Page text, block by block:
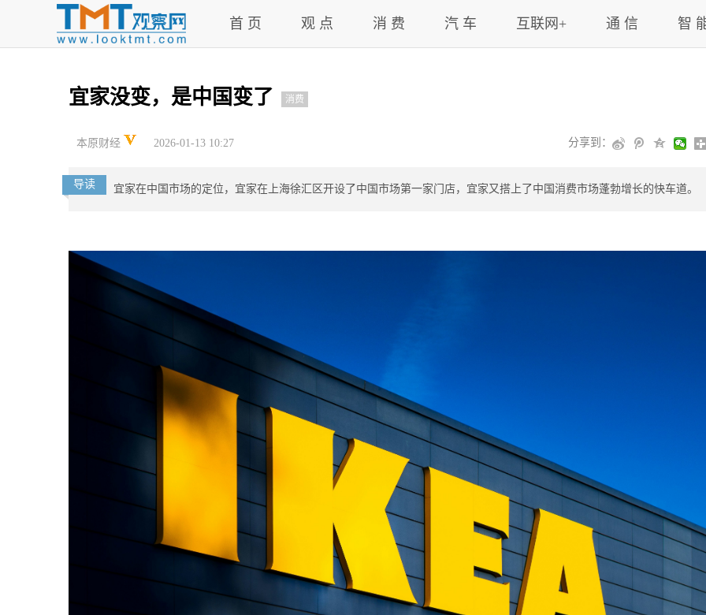
首 页 观 点 消 费 汽 车 互联网+ 通 信 智
宜家没变，是中国变了 消费
本原财经 2026-01-13 10:27 分享到：
导读 宜家在中国市场的定位，宜家在上海徐汇区开设了中国市场第一家门店，宜家又搭上了中国消费市场蓬勃增长的快车道。